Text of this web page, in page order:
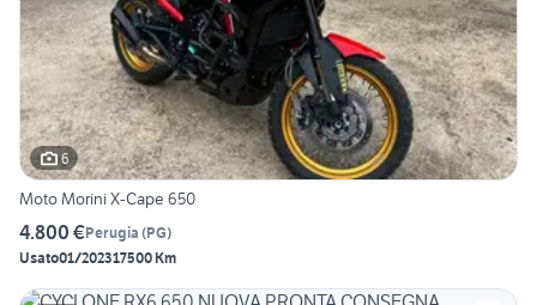
6
Moto Morini X-Cape 650
4.800 €Perugia (PG)
Usato01/202317500 Km